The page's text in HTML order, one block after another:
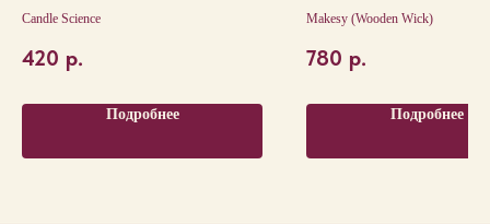
Candle Science
420 р.
Подробнее
CURRANT &
Makesy (Wooden Wick)
780 р.
Подробнее